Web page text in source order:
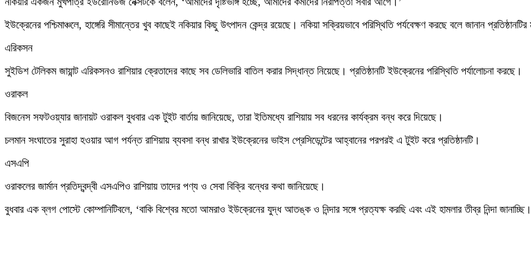
ইউক্রেনের পশ্চিমাঞ্চলে, হাঙ্গেরি সীমান্তের খুব কাছেই নকিয়ার কিছু উৎপাদন কেন্দ্র রয়েছে। নকিয়া সক্রিয়ভাবে পরিস্থিতি পর্যবেক্ষণ করছে বলে জানান
এরিকসন
সুইডিশ টেলিকম জায়ান্ট এরিকসনও রাশিয়ার ক্রেতাদের কাছে সব ডেলিভারি বাতিল করার সিদ্ধান্ত নিয়েছে। প্রতিষ্ঠানটি ইউক্রেনের পরিস্থিতি পর্যালোচনা করছে।
ওরাকল
বিজনেস সফটওয়্যার জানায়ট ওরাকল বুধবার এক টুইট বার্তায় জানিয়েছে, তারা ইতিমধ্যে রাশিয়ায় সব ধরনের কার্যক্রম বন্ধ করে দিয়েছে।
চলমান সংঘাতের সুরাহা হওয়ার আগ পর্যন্ত রাশিয়ায় ব্যবসা বন্ধ রাখার ইউক্রেনের ভাইস প্রেসিডেন্টের আহ্বানের পরপরই এ টুইট করে প্রতিষ্ঠানটি।
এসএপি
ওরাকলের জার্মান প্রতিদ্বন্দ্বী এসএপিও রাশিয়ায় তাদের পণ্য ও সেবা বিক্রি বন্ধের কথা জানিয়েছে।
বুধবার এক ব্লগ পোস্টে কোম্পানিটিবলে, ‘বাকি বিশ্বের মতো আমরাও ইউক্রেনের যুদ্ধ আতঙ্ক ও নিন্দার সঙ্গে প্রত্যক্ষ করছি এবং এই হামলার তীব্র নিন্দা